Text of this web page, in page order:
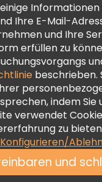
Informationen
Ihre E-Mail-
und Ihre
erfüllen zu
beschrieben.
indem Sie
verwendet
zu
Konfigurieren/
und